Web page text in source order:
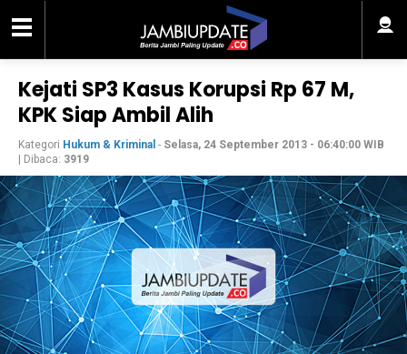
Kejati SP3 Kasus Korupsi Rp 67 M,
KPK Siap Ambil Alih
Kategori Hukum & Kriminal - Selasa, 24 September 2013 - 06:40:00 WIB
| Dibaca: 3919